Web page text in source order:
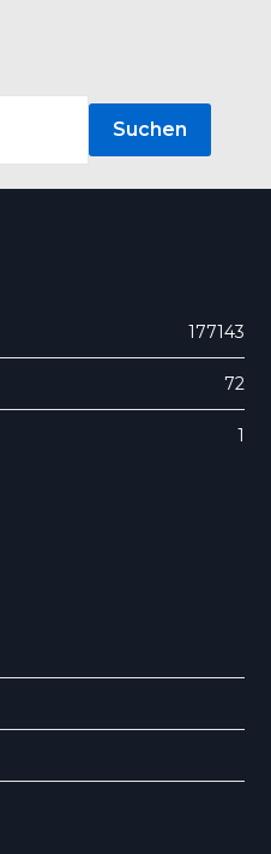
Suchen
177143
72
1